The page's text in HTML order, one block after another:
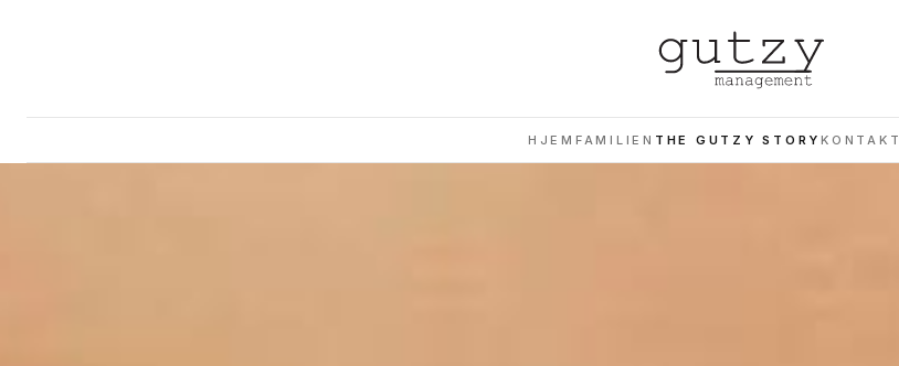
HJEM FAMILIEN THE GUTZY STORY KONTAKT